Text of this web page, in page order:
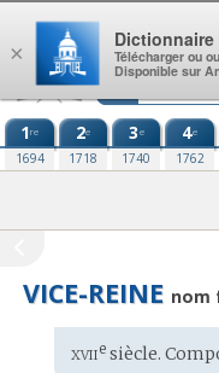
Aller au contenu
1re
1694
2e
1718
3e
1740
4e
1762
VICE-REINE nom
Étymologie
xviiesiècle.
×
Dictionnaire
Télécharger ou
Disponible sur